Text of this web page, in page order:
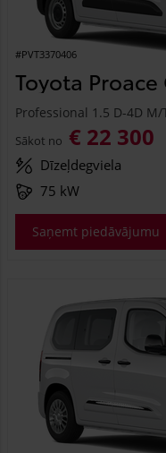
#PVT3370406
Toyota Proace
Professional 1.5 D-4D
Sākot no € 22 300
Dīzeļdegviela
75 kW
Saņemt piedāvājumu